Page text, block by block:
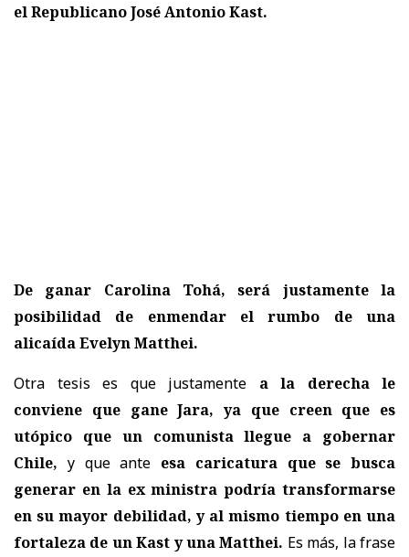
el Republicano José Antonio Kast.
De ganar Carolina Tohá, será justamente la
posibilidad de enmendar el rumbo de una
alicaída Evelyn Matthei.
Otra tesis es que justamente a la derecha le
conviene que gane Jara, ya que creen que es
utópico que un comunista llegue a gobernar
Chile, y que ante esa caricatura que se busca
generar en la ex ministra podría transformarse
en su mayor debilidad, y al mismo tiempo en una
fortaleza de un Kast y una Matthei. Es más, la frase